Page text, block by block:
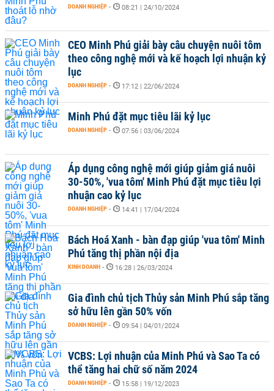
DOANH NGHIỆP - 08:21 | 24/10/2024
CEO Minh Phú giải bày câu chuyện nuôi tôm
theo công nghệ mới và kế hoạch lợi nhuận kỷ
lục
DOANH NGHIỆP - 17:12 | 22/06/2024
Minh Phú đặt mục tiêu lãi kỷ lục
DOANH NGHIỆP - 07:56 | 03/06/2024
Áp dụng công nghệ mới giúp giảm giá nuôi
30-50%, 'vua tôm' Minh Phú đặt mục tiêu lợi
nhuận cao kỷ lục
DOANH NGHIỆP - 14:41 | 17/04/2024
Bách Hoá Xanh - bàn đạp giúp 'vua tôm' Minh
Phú tăng thị phần nội địa
KINH DOANH - 16:28 | 26/03/2024
Gia đình chủ tịch Thủy sản Minh Phú sắp tăng
sở hữu lên gần 50% vốn
DOANH NGHIỆP - 09:54 | 04/01/2024
VCBS: Lợi nhuận của Minh Phú và Sao Ta có
thể tăng hai chữ số năm 2024
DOANH NGHIỆP - 15:58 | 19/12/2023